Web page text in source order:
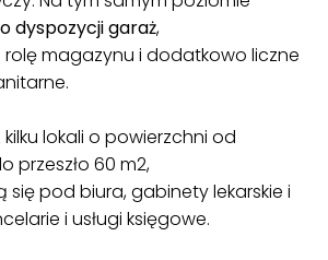
dyspozycji garaż,
rolę magazynu i dodatkowo liczne
kilku lokali o powierzchni od
przeszło 60 m2,
pod biura, gabinety lekarskie i
i usługi księgowe.